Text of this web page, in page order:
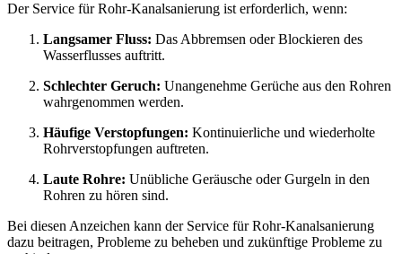
Der Service für Rohr-Kanalsanierung ist erforderlich, wenn:
Langsamer Fluss: Das Abbremsen oder Blockieren des
Wasserflusses auftritt.
Schlechter Geruch: Unangenehme Gerüche aus den Rohren
wahrgenommen werden.
Häufige Verstopfungen: Kontinuierliche und wiederholte
Rohrverstopfungen auftreten.
Laute Rohre: Unübliche Geräusche oder Gurgeln in den
Rohren zu hören sind.
Bei diesen Anzeichen kann der Service für Rohr-Kanalsanierung
dazu beitragen, Probleme zu beheben und zukünftige Probleme zu